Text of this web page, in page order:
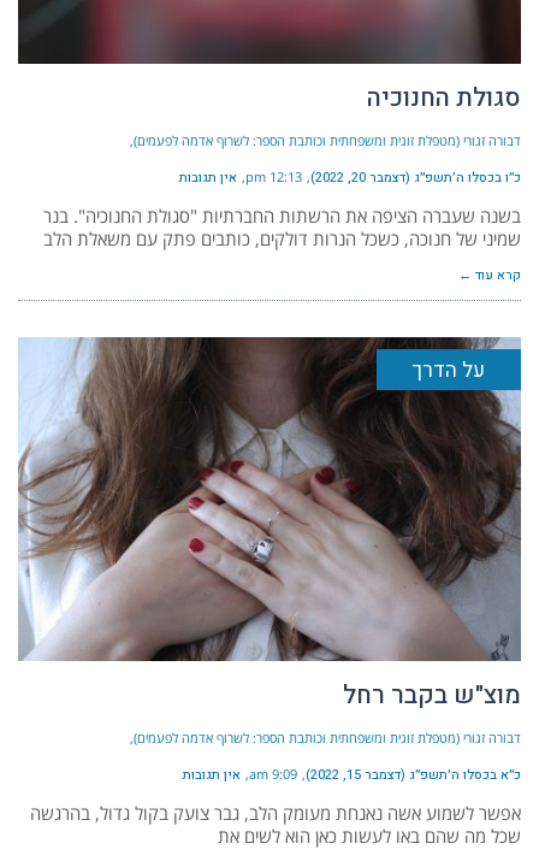
סגולת החנוכיה
דבורה זגורי (מטפלת זוגית ומשפחתית וכותבת הספר: לשרוף אדמה לפעמים)
כ״ו בכסלו ה׳תשפ״ג (דצמבר 20, 2022) 12:13 pm אין תגובות
בשנה שעברה הציפה את הרשתות החברתיות "סגולת החנוכיה". בנר
שמיני של חנוכה, כשכל הנרות דולקים, כותבים פתק עם משאלת הלב
קרא עוד ←
על הדרך
מוצ"ש בקבר רחל
דבורה זגורי (מטפלת זוגית ומשפחתית וכותבת הספר: לשרוף אדמה לפעמים)
כ״א בכסלו ה׳תשפ״ג (דצמבר 15, 2022) 9:09 am אין תגובות
אפשר לשמוע אשה נאנחת מעומק הלב, גבר צועק בקול גדול, בהרגשה
שכל מה שהם באו לעשות כאן הוא לשים את